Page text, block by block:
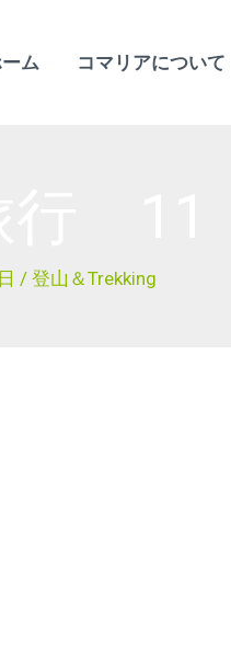
ム コマリアについて
/ 登山＆Trekking